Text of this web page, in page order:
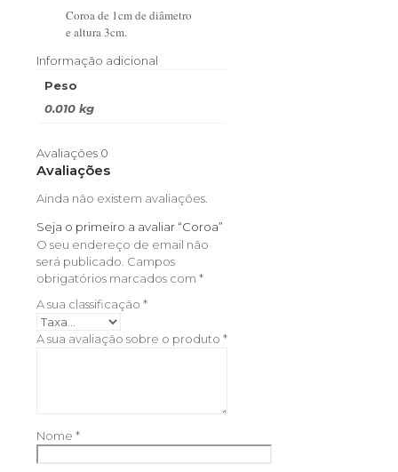
Coroa de 1cm de diâmetro
e altura 3cm.
Informação adicional
Peso
0.010 kg
Avaliações 0
Avaliações
Ainda não existem avaliações.
Seja o primeiro a avaliar “Coroa”
O seu endereço de email não
será publicado. Campos
obrigatórios marcados com *
A sua classificação *
A sua avaliação sobre o produto *
Nome *